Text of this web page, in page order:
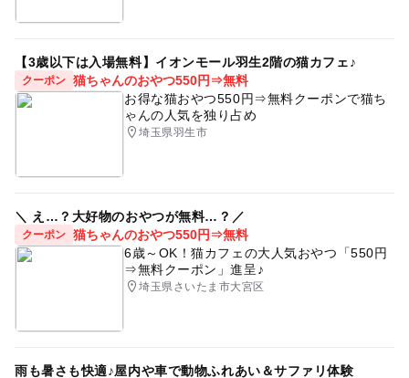
【3歳以下は入場無料】イオンモール羽生2階の猫カフェ♪
クーポン 猫ちゃんのおやつ550円⇒無料
お得な猫おやつ550円⇒無料クーポンで猫ち
ゃんの人気を独り占め
埼玉県羽生市
＼ え…？大好物のおやつが無料…？／
クーポン 猫ちゃんのおやつ550円⇒無料
6歳～OK！猫カフェの大人気おやつ「550円
⇒無料クーポン」進呈♪
埼玉県さいたま市大宮区
雨も暑さも快適♪屋内や車で動物ふれあい＆サファリ体験